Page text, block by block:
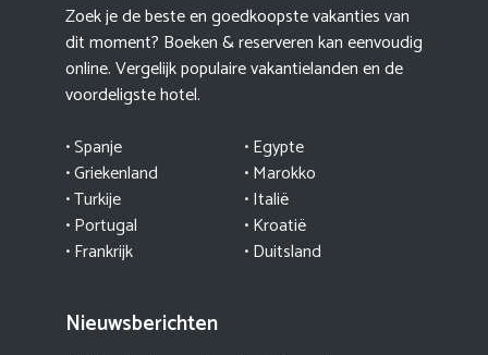
Zoek je de beste en goedkoopste vakanties van
dit moment? Boeken & reserveren kan eenvoudig
online. Vergelijk populaire vakantielanden en de
voordeligste hotel.
• Spanje
• Griekenland
• Turkije
•Portugal
• Frankrijk
• Egypte
•Marokko
• Italië
•Kroatië
• Duitsland
Nieuwsberichten